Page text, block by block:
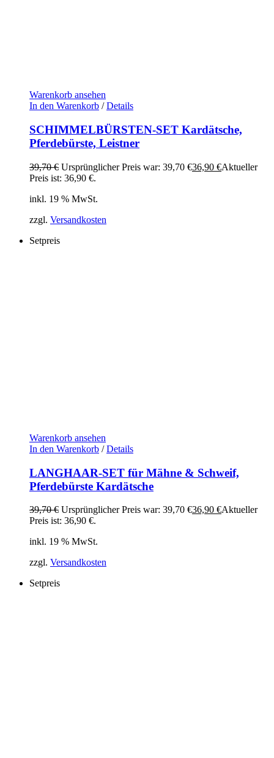
Warenkorb ansehen
In den Warenkorb / Details
SCHIMMELBÜRSTEN-SET Kardätsche,
Pferdebürste, Leistner
39,70€ Ursprünglicher Preis war: 39,70 €36,90 €Aktueller
Preis ist: 36,90 €.
inkl. 19 % MwSt.
zzgl. Versandkosten
Setpreis
Warenkorb ansehen
In den Warenkorb / Details
LANGHAAR-SET für Mähne & Schweif,
Pferdebürste Kardätsche
39,70€ Ursprünglicher Preis war: 39,70 €36,90 €Aktueller
Preis ist: 36,90 €.
inkl. 19 % MwSt.
zzgl. Versandkosten
Setpreis